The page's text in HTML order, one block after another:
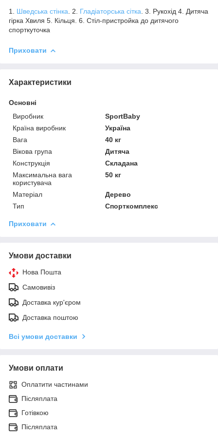
1. Шведська стінка . 2. Гладіаторська сітка . 3. Рукохід 4. Дитяча
гірка Хвиля 5. Кільця. 6. Стіл-пристройка до дитячого
спорткуточка
Приховати
Характеристики
Основні
Виробник
SportBaby
Країна виробник
Україна
Вага
40 кг
Вікова група
Дитяча
Конструкція
Складана
Максимальна вага
користувача
50 кг
Матеріал
Дерево
Тип
Спорткомплекс
Приховати
Умови доставки
Нова Пошта
Самовивіз
Доставка кур'єром
Доставка поштою
Всі умови доставки
Умови оплати
Оплатити частинами
Післяплата
Готівкою
Післяплата